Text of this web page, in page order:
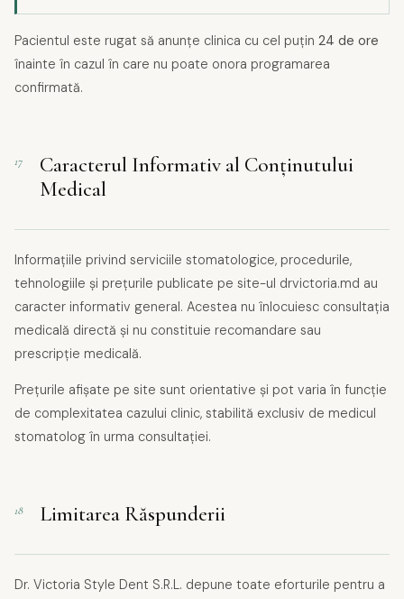
Pacientul este rugat să anunțe clinica cu cel puțin 24 de ore
înainte în cazul în care nu poate onora programarea
confirmată.
17
Caracterul Informativ al Conținutului
Medical
Informațiile privind serviciile stomatologice, procedurile,
tehnologiile și prețurile publicate pe site-ul drvictoria.md au
caracter informativ general. Acestea nu înlocuiesc consultația
medicală directă și nu constituie recomandare sau
prescripție medicală.
Prețurile afișate pe site sunt orientative și pot varia în funcție
de complexitatea cazului clinic, stabilită exclusiv de medicul
stomatolog în urma consultației.
18 Limitarea Răspunderii
Dr. Victoria Style Dent S.R.L. depune toate eforturile pentru a